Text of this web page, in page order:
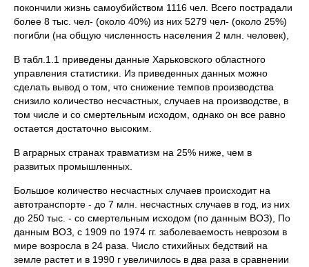
покончили жизнь самоубийством 1116 чел. Всего пострадали
более 8 тыс. чел- (около 40%) из них 5279 чел- (около 25%)
погибли (на общую численность населения 2 млн. человек),
В табл.1.1 приведены данные Харьковского областного
управления статистики. Из приведенных данных можно
сделать вывод о том, что снижение темпов производства
снизило количество несчастных, случаев на производстве, в
том числе и со смертельным исходом, однако он все равно
остается достаточно высоким.
В аграрных странах травматизм на 25% ниже, чем в
развитых промышленных.
Большое количество несчастных случаев происходит на
автотранспорте - до 7 млн. несчастных случаев в год, из них
до 250 тыс. - со смертельным исходом (по данным ВОЗ), По
данным ВОЗ, с 1909 по 1974 гг. заболеваемость неврозом в
мире возросла в 24 раза. Число стихийных бедствий на
земле растет и в 1990 г увеличилось в два раза в сравнении